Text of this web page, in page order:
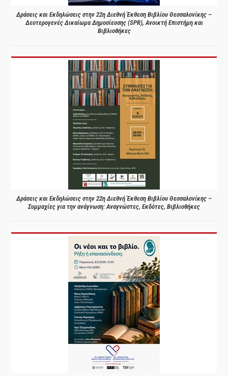
Δράσεις και Εκδηλώσεις στην 22η Διεθνή Έκθεση Βιβλίου Θεσσαλονίκης –
Δευτερογενές Δικαίωμα Δημοσίευσης (SPR), Ανοικτή Επιστήμη και
Βιβλιοθήκες
Δράσεις και Εκδηλώσεις στην 22η Διεθνή Έκθεση Βιβλίου Θεσσαλονίκης –
Συμμαχίες για την ανάγνωση: Αναγνώστες, Εκδότες, Βιβλιοθήκες